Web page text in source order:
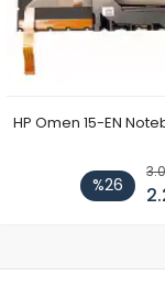
HP Omen 15-EN
%26